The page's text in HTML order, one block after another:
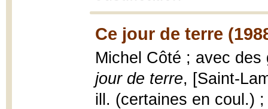
Ce jour de terre
Michel Côté ; avec
jour de terre, [Saint-
ill. (certaines en coul.)